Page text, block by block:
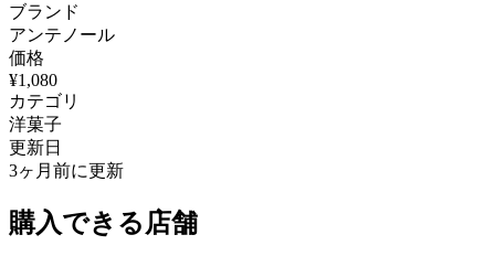
ブランド
アンテノール
価格
¥1,080
カテゴリ
洋菓子
更新日
3ヶ月前に更新
購入できる店舗